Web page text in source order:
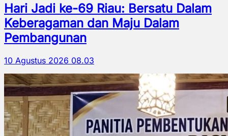
Hari Jadi ke-69 Riau: Bersatu Dalam
Keberagaman dan Maju Dalam
Pembangunan
10 Agustus 2026 08.03